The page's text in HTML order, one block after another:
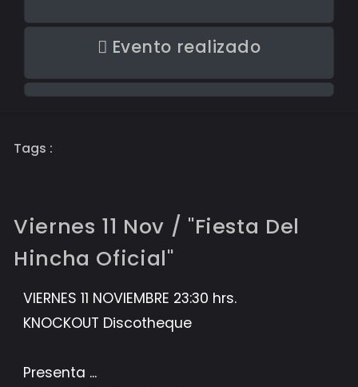
Evento realizado
Tags :
Viernes 11 Nov / "Fiesta Del
Hincha Oficial"
VIERNES 11 NOVIEMBRE 23:30 hrs.
KNOCKOUT Discotheque
Presenta ...